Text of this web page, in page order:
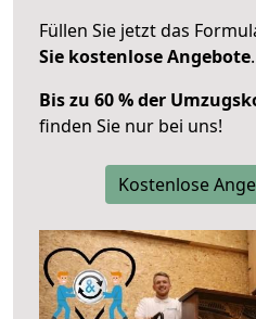
Füllen Sie jetzt das
Sie kostenlose Angebote.
Bis zu 60 % der
finden Sie nur bei uns!
Kostenlose